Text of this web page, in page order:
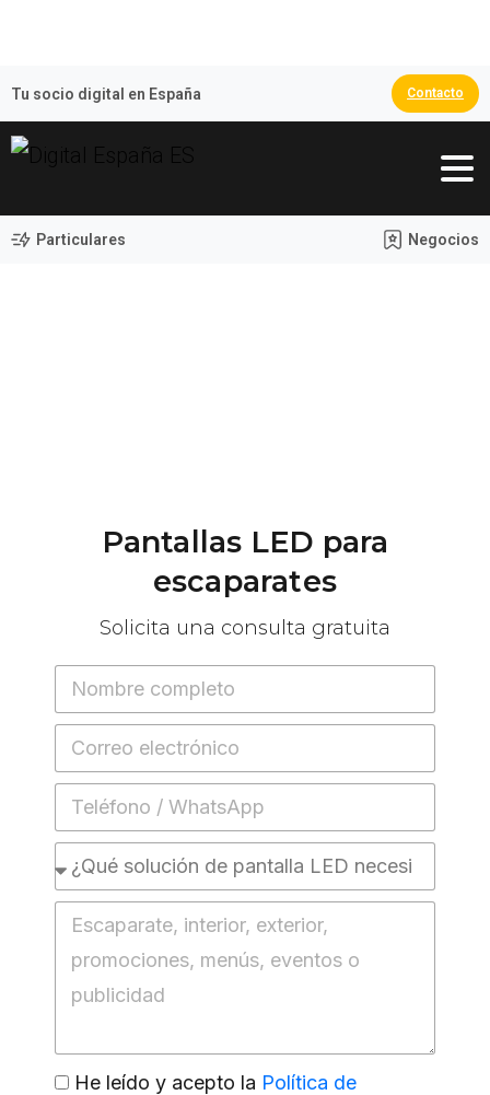
Tu socio digital en España Contacto
Particulares Negocios
Pantallas LED para
escaparates
Solicita una consulta gratuita
He leído y acepto la Política de